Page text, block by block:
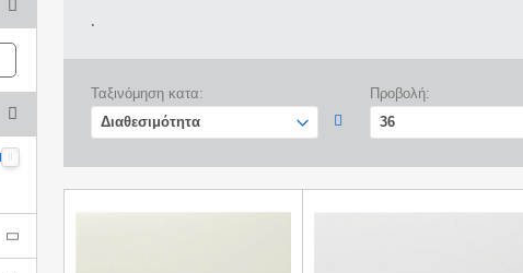
.
Ταξινόμηση κατα: Προβολή: